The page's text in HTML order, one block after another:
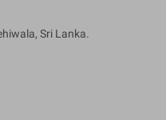
Sri Lanka.